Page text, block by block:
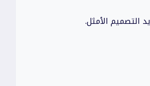
التصميم الأمثل.